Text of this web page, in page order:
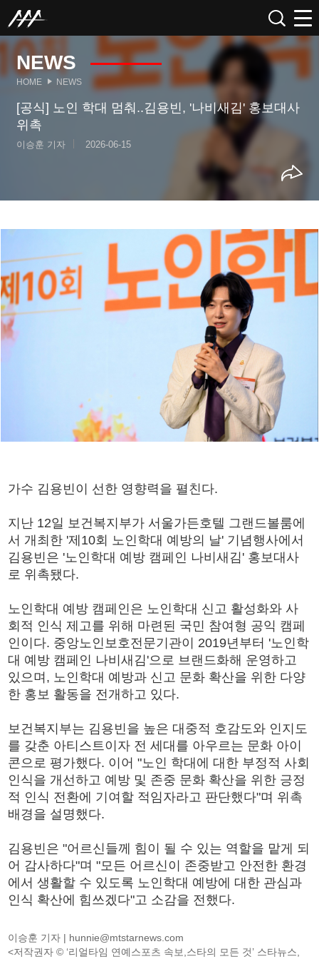
NEWS
HOME NEWS
[공식] 노인 학대 멈춰..김용빈, '나비새김' 홍보대사
위촉
이승훈 기자 2026-06-15
가수 김용빈이 선한 영향력을 펼친다.
지난 12일 보건복지부가 서울가든호텔 그랜드볼룸에
서 개최한 '제10회 노인학대 예방의 날' 기념행사에서
김용빈은 '노인학대 예방 캠페인 나비새김' 홍보대사
로 위촉됐다.
노인학대 예방 캠페인은 노인학대 신고 활성화와 사
회적 인식 제고를 위해 마련된 국민 참여형 공익 캠페
인이다. 중앙노인보호전문기관이 2019년부터 '노인학
대 예방 캠페인 나비새김'으로 브랜드화해 운영하고
있으며, 노인학대 예방과 신고 문화 확산을 위한 다양
한 홍보 활동을 전개하고 있다.
보건복지부는 김용빈을 높은 대중적 호감도와 인지도
를 갖춘 아티스트이자 전 세대를 아우르는 문화 아이
콘으로 평가했다. 이어 "노인 학대에 대한 부정적 사회
인식을 개선하고 예방 및 존중 문화 확산을 위한 긍정
적 인식 전환에 기여할 적임자라고 판단했다"며 위촉
배경을 설명했다.
김용빈은 "어르신들께 힘이 될 수 있는 역할을 맡게 되
어 감사하다"며 "모든 어르신이 존중받고 안전한 환경
에서 생활할 수 있도록 노인학대 예방에 대한 관심과
인식 확산에 힘쓰겠다"고 소감을 전했다.
이승훈 기자 | hunnie@mtstarnews.com
<저작권자 © ‘리얼타임 연예스포츠 속보,스타의 모든 것’ 스타뉴스,